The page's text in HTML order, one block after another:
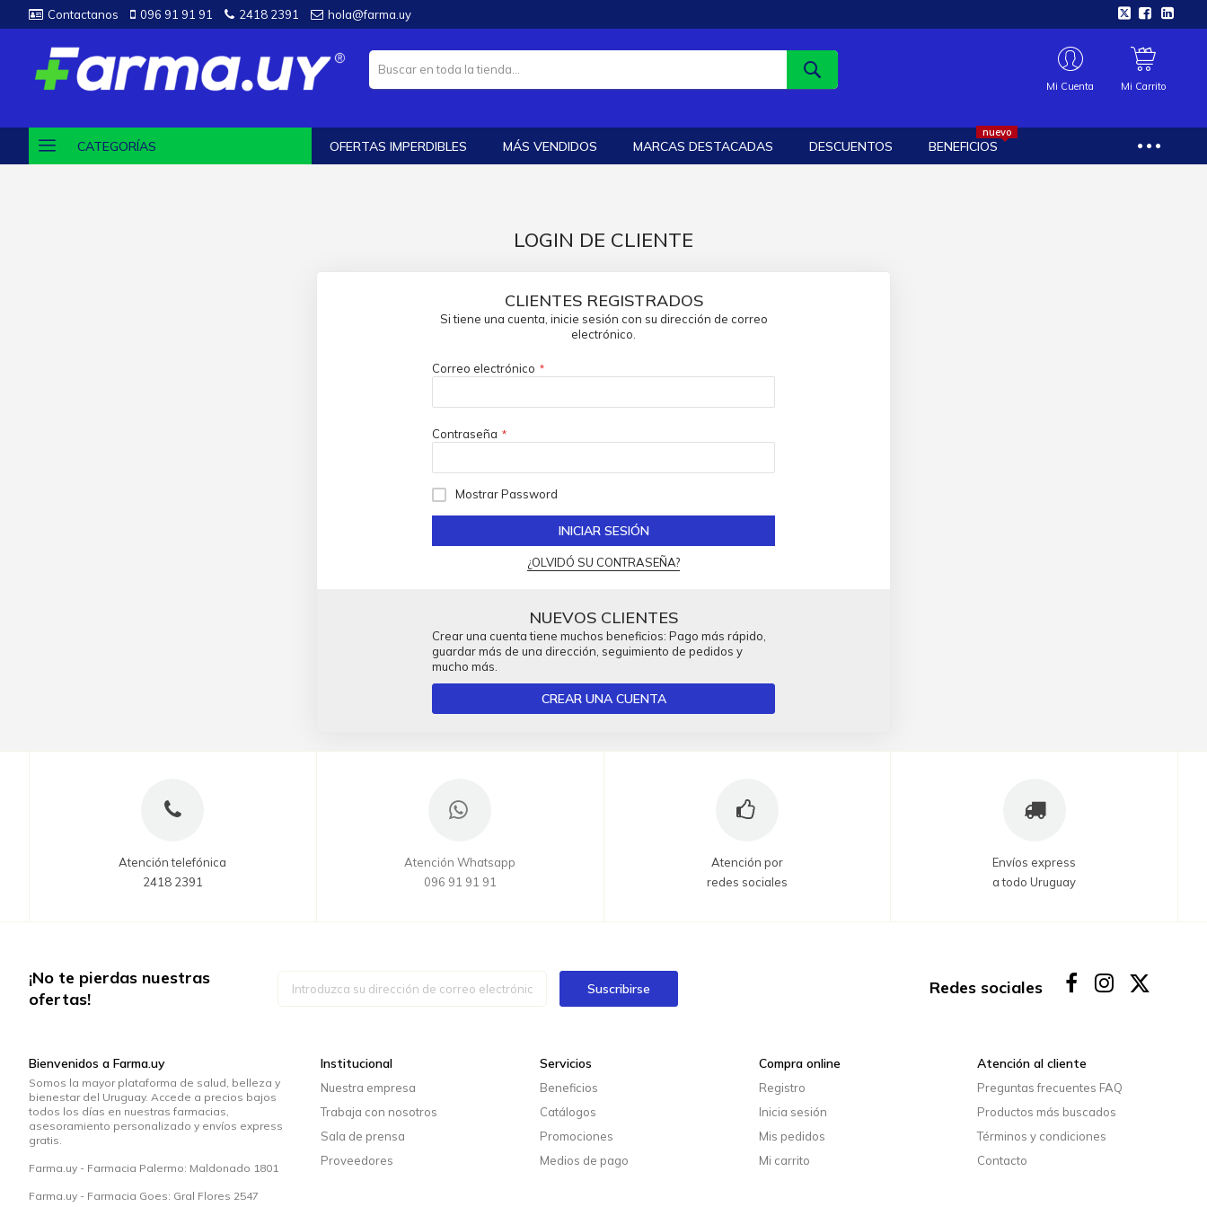
Contactanos 096 91 91 91 2418 2391 hola@farma.uy
Mi Cuenta Mi Carrito
CATEGORÍAS OFERTAS IMPERDIBLES MÁS VENDIDOS MARCAS DESTACADAS DESCUENTOS BENEFICIOS
nuevo
LOGIN DE CLIENTE
CLIENTES REGISTRADOS
Si tiene una cuenta, inicie sesión con su dirección de correo
electrónico.
Correo electrónico
Contraseña
Mostrar Password
INICIAR SESIÓN
¿OLVIDÓ SU CONTRASEÑA?
NUEVOS CLIENTES
Crear una cuenta tiene muchos beneficios: Pago más rápido,
guardar más de una dirección, seguimiento de pedidos y
mucho más.
CREAR UNA CUENTA
Atención telefónica
2418 2391
Atención Whatsapp
096 91 91 91
Atención por
redes sociales
Envíos express
a todo Uruguay
¡No te pierdas nuestras
ofertas!
Suscribirse Redes sociales
Bienvenidos a Farma.uy
Somos la mayor plataforma de salud, belleza y
bienestar del Uruguay. Accede a precios bajos
todos los días en nuestras farmacias,
asesoramiento personalizado y envíos express
gratis.
Farma.uy - Farmacia Palermo: Maldonado 1801
Farma.uy - Farmacia Goes: Gral Flores 2547
Institucional
Nuestra empresa
Trabaja con nosotros
Sala de prensa
Proveedores
Servicios
Beneficios
Catálogos
Promociones
Medios de pago
Compra online
Registro
Inicia sesión
Mis pedidos
Mi carrito
Atención al cliente
Preguntas frecuentes FAQ
Productos más buscados
Términos y condiciones
Contacto